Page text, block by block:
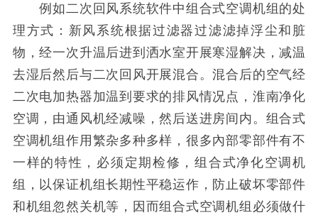
例如二次回风系统软件中组合式空调机组的处
理方式：新风系统根据过滤器过滤滤掉浮尘和脏
物，经一次升温后进到洒水室开展寒湿解决，减温
去湿后然后与二次回风开展混合。混合后的空气经
二次电加热器加温到要求的排风情况点，淮南净化
空调，由通风机经减噪，然后送进房间内。组合式
空调机组作用繁杂多种多样，很多內部零部件有不
一样的特性，必须定期检修，组合式净化空调机
组，以保证机组长期性平稳运作，防止破坏零部件
和机组忽然关机等，因而组合式空调机组必须做什